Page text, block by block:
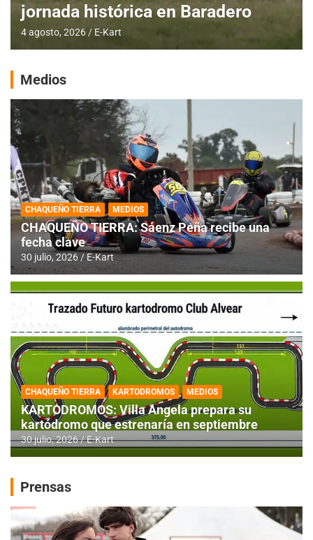
jornada histórica en Baradero
4 agosto, 2026 E-Kart
Medios
CHAQUEÑO TIERRA MEDIOS
CHAQUEÑO TIERRA: Sáenz Peña recibe una
fecha clave
30 julio, 2026 E-Kart
CHAQUEÑO TIERRA KARTODROMOS MEDIOS
KARTODROMOS: Villa Angela prepara su
kartódromo que estrenaría en septiembre
30 julio, 2026 E-Kart
Prensas